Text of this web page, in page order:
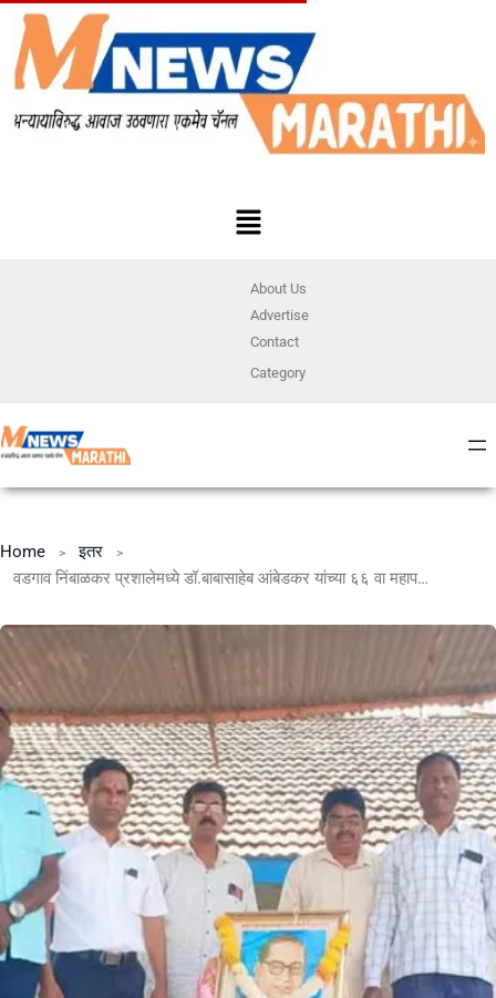
About Us
Advertise
Contact
Category
Home
इतर
वडगाव निंबाळकर प्रशालेमध्ये डॉ.बाबासाहेब आंबेडकर यांच्या ६६ वा महापरिनिर्वाण दिनानिमित्त अभिवादन करण्यात आले.